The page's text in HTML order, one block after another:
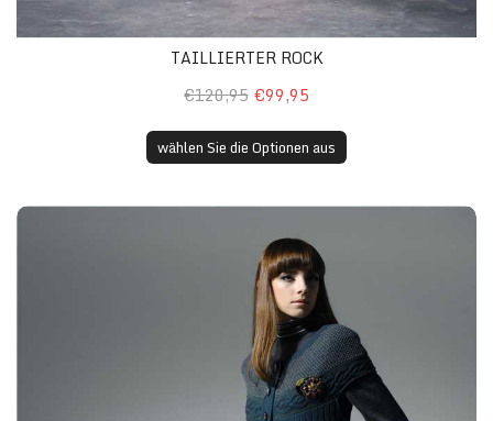
TAILLIERTER ROCK
€120,95 €99,95
wählen Sie die Optionen aus